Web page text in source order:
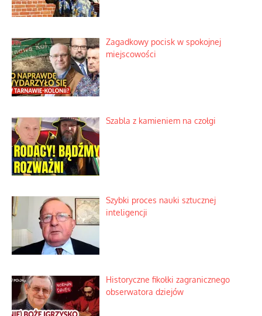
Zagadkowy pocisk w spokojnej
miejscowości
Szabla z kamieniem na czołgi
Szybki proces nauki sztucznej
inteligencji
Historyczne fikołki zagranicznego
obserwatora dziejów